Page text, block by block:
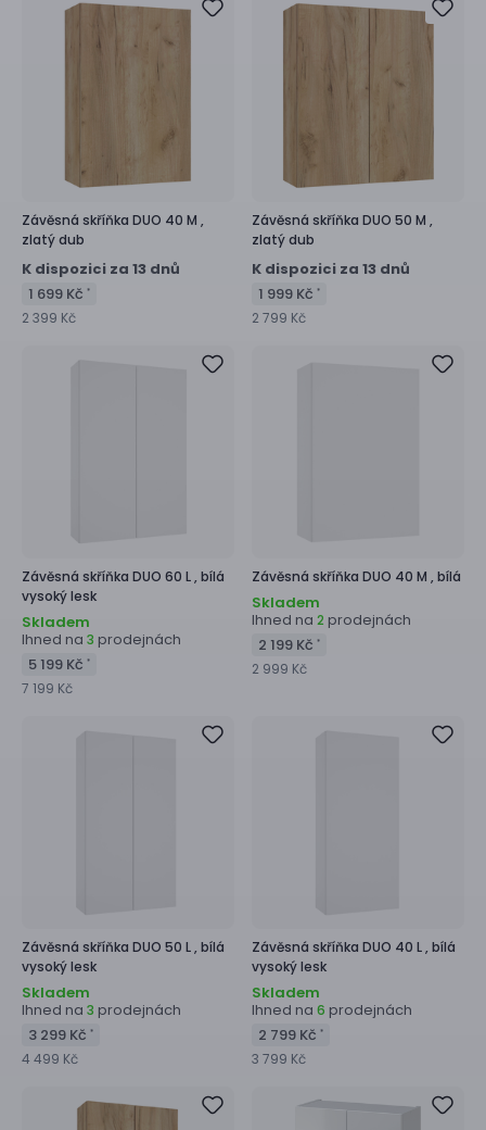
Závěsná skříňka DUO 40 M ,
zlatý dub
K dispozici za 13 dnů
1 699 Kč *
2 399 Kč
Závěsná skříňka DUO 50 M ,
zlatý dub
K dispozici za 13 dnů
1 999 Kč *
2 799 Kč
Závěsná skříňka DUO 60 L , bílá
vysoký lesk
Skladem
Ihned na 3 prodejnách
5 199 Kč *
7 199 Kč
Závěsná skříňka DUO 40 M , bílá
Skladem
Ihned na 2 prodejnách
2 199 Kč *
2 999 Kč
Závěsná skříňka DUO 50 L , bílá
vysoký lesk
Skladem
Ihned na 3 prodejnách
3 299 Kč *
4 499 Kč
Závěsná skříňka DUO 40 L , bílá
vysoký lesk
Skladem
Ihned na 6 prodejnách
2 799 Kč *
3 799 Kč